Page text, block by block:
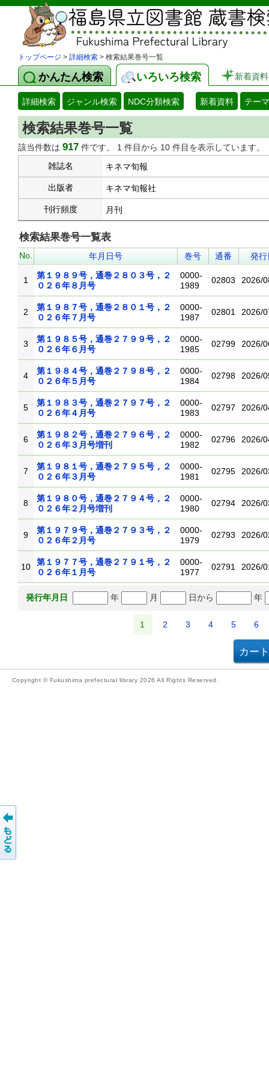
トップページ > 詳細検索 > 検索結果巻号一覧
かんたん検索 いろいろ検索 新着資料
詳細検索 ジャンル検索 NDC分類検索 新着資料 テー
検索結果巻号一覧
該当件数は 917 件です。 1 件目から 10 件目を表示しています。
雑誌名
キネマ旬報
出版者 キネマ旬報社
刊行頻度 月刊
検索結果巻号一覧表
No. 年月日号 巻号 通番 発
1
第１９８９号，通巻２８０３号，２
０２６年８月号
0000-
1989
02803 2026/
2
第１９８７号，通巻２８０１号，２
０２６年７月号
0000-
1987
02801 2026/
3
第１９８５号，通巻２７９９号，２
０２６年６月号
0000-
1985
02799 2026/
4
第１９８４号，通巻２７９８号，２
０２６年５月号
0000-
1984
02798 2026/
5
第１９８３号，通巻２７９７号，２
０２６年４月号
0000-
1983
02797 2026/
6
第１９８２号，通巻２７９６号，２
０２６年３月号増刊
0000-
1982
02796 2026/
7
第１９８１号，通巻２７９５号，２
０２６年３月号
0000-
1981
02795 2026/
8
第１９８０号，通巻２７９４号，２
０２６年２月号増刊
0000-
1980
02794 2026/
9
第１９７９号，通巻２７９３号，２
０２６年２月号
0000-
1979
02793 2026/
10
第１９７７号，通巻２７９１号，２
０２６年１月号
0000-
1977
02791 2026/
発行年月日 年 月 日から 年
1 2 3 4 5 6
Copyright © Fukushima prefectural library 2026 All Rights Reserved.